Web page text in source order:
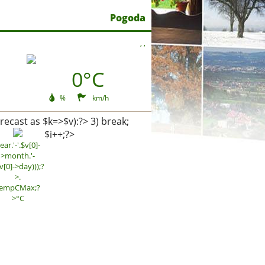
Pogoda
, ,
0°C
% km/h
as $k=>$v):?>3) break;
$i++;?>
'.$v[0]-
>month.'-
>day)));?
>.
>°C